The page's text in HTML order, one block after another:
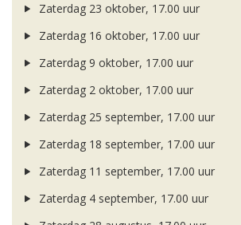
Zaterdag 23 oktober, 17.00 uur
Zaterdag 16 oktober, 17.00 uur
Zaterdag 9 oktober, 17.00 uur
Zaterdag 2 oktober, 17.00 uur
Zaterdag 25 september, 17.00 uur
Zaterdag 18 september, 17.00 uur
Zaterdag 11 september, 17.00 uur
Zaterdag 4 september, 17.00 uur